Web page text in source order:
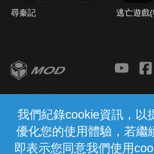
我們紀錄cookie資訊，以
優化您的使用體驗，若繼
即表示您同意我們使用
尋秦記
逃亡遊戲
中華電信股份有限公司
(統一編號：